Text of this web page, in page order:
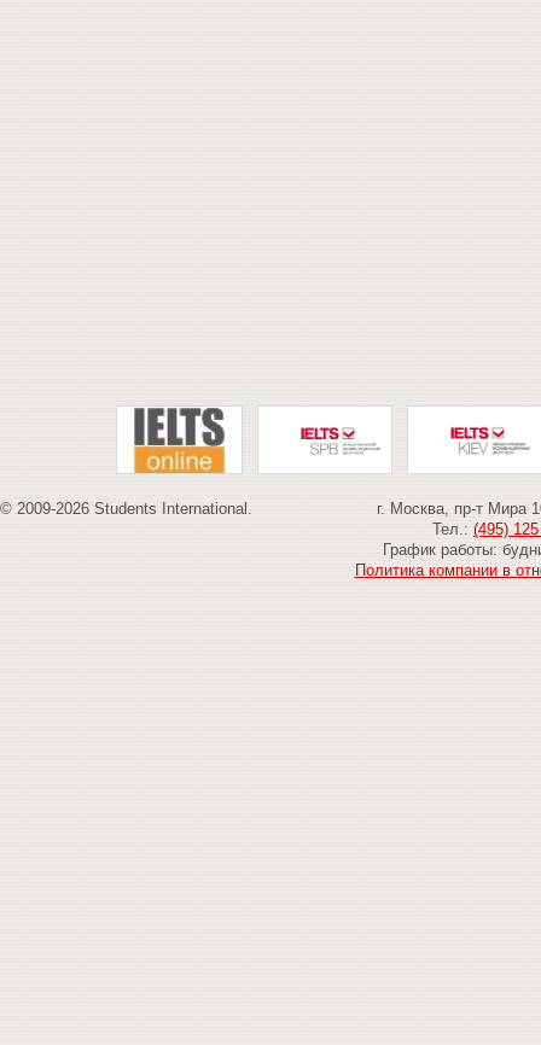
© 2009-2026 Students International.
г. Москва, пр-т Мира
Тел.: (495)
График работы:
Политика компании в